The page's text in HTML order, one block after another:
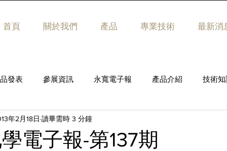
首頁 關於我們 產品 專業技術 最新消
發表 參展資訊 永寬電子報 產品介紹 技術知
電子報-第137期
年2月18日 讀畢需時 3 分鐘